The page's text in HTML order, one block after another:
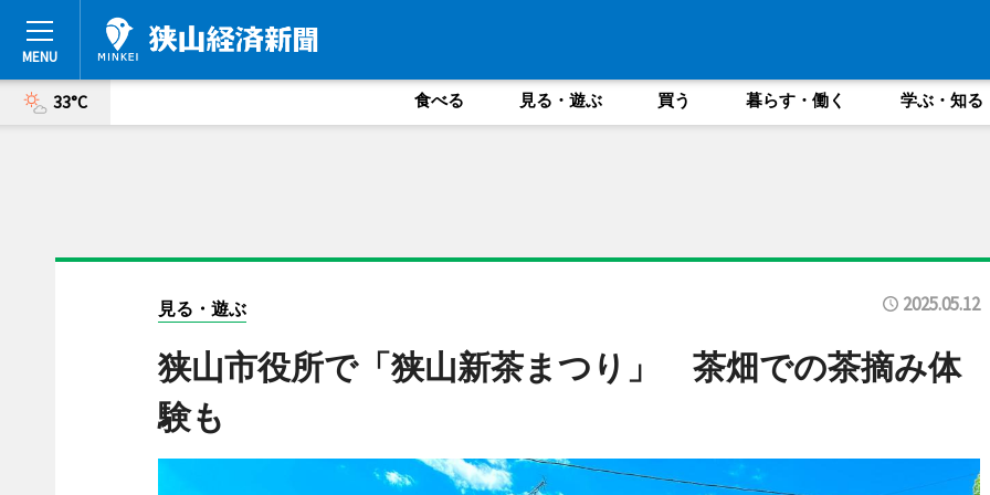
33°C 食べる 見る・遊ぶ 買う 暮らす・働く 学ぶ・知る
見る・遊ぶ 2025.05.12
狭山市役所で「狭山新茶まつり」 茶畑での茶摘み体
験も